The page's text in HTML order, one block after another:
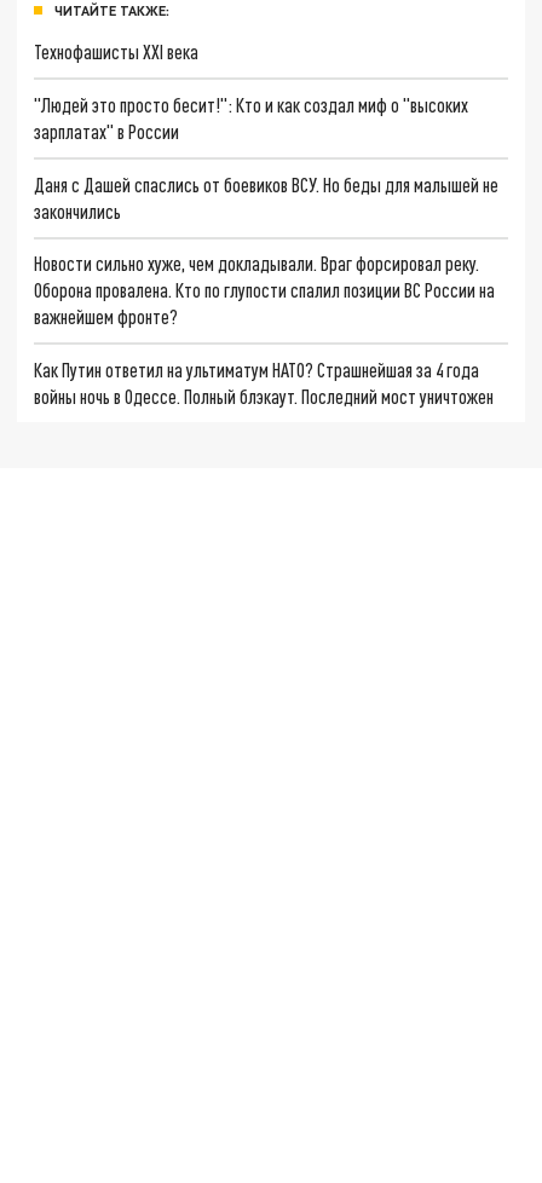
ЧИТАЙТЕ ТАКЖЕ:
Технофашисты XXI века
"Людей это просто бесит!": Кто и как создал миф о "высоких
зарплатах" в России
Даня с Дашей спаслись от боевиков ВСУ. Но беды для малышей не
закончились
Новости сильно хуже, чем докладывали. Враг форсировал реку.
Оборона провалена. Кто по глупости спалил позиции ВС России на
важнейшем фронте?
Как Путин ответил на ультиматум НАТО? Страшнейшая за 4 года
войны ночь в Одессе. Полный блэкаут. Последний мост уничтожен